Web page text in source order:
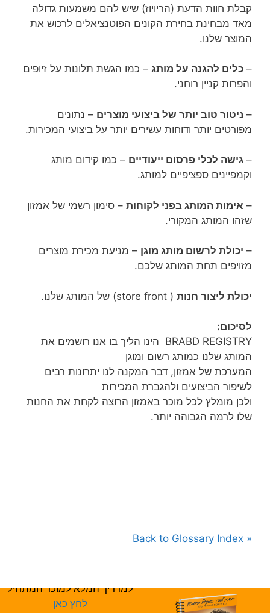
קבלת חוות הדעת (הריויוז) שיש להם משמעות גדולה
מאד מבחינת בחירת הקונים הפוטנציאלים לרכוש את
המוצר שלנו.
– כלים להגנה על מותג – כמו הגשת תלונות על זיופים
והפרות קניין רוחני.
– ניטור טוב יותר של ביצועי מוצרים – נתונים
מפורטים יותר ודוחות עשירים יותר על ביצועי המכירות.
– גישה לכלי פרסום ייעודיים – כמו קידום מותג
וקמפיינים ספציפיים למותג.
– אימות המותג בפני לקוחות – סימון רשמי של אמזון
שזהו המותג המקורי.
– יכולת לרשום מותג מוגן – מניעת מכירת מוצרים
מזויפים תחת המותג שלכם.
יכולת ליצור חנות ( store front) של המותג שלנו.
לסיכום:
BRABD REGISTRY הינו הליך בו אנו רושמים את
המותג שלנו כמותג רשום ומוגן
המערכת של אמזון, דבר המקנה לנו יתרונות רבים
לשיפור הביצועים ולהגברת המכירות
ולכן מומלץ לכל מוכר באמזון הרוצה לקחת את החנות
שלו לרמה הגבוהה יותר.
« Back to Glossary Index
למדריך המלא למוכר המתחיל
לחץ כאן